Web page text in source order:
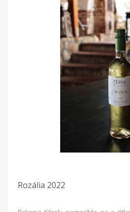
Rozália 2022